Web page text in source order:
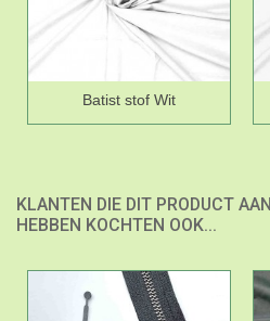
Batist stof Wit
KLANTEN DIE DIT PRODUCT
HEBBEN KOCHTEN OOK...